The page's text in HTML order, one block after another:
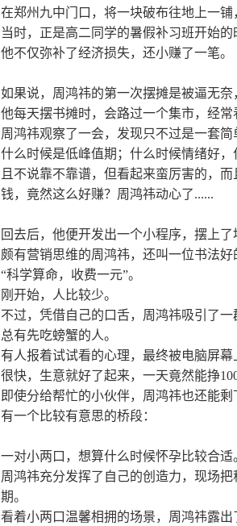
在郑州九中门口，将一块破布往地上一铺
当时，正是高二同学的暑假补习班开始
他不仅弥补了经济损失，还小赚了一笔。
如果说，周鸿祎的第一次摆摊是被逼无
他每天摆书摊时，会路过一个集市，经常
周鸿祎观察了一会，发现只不过是一套
什么时候是低峰值期；什么时候情绪好，
且不说靠不靠谱，但看起来蛮厉害的，
钱，竟然这么好赚？周鸿祎动心了......
回去后，他便开发出一个小程序，摆上了
颇有营销思维的周鸿祎，还叫一位书法好
“科学算命，收费一元”。
刚开始，人比较少。
不过，凭借自己的口舌，周鸿祎吸引了一
总有先吃螃蟹的人。
有人报着试试看的心理，最终被电脑屏
很快，生意就好了起来，一天竟然能挣100
即使分给帮忙的小伙伴，周鸿祎也还能剩
有一个比较有意思的桥段：
一对小两口，想算什么时候怀孕比较合适
周鸿祎充分发挥了自己的创造力，现场
期。
看着小两口温馨相拥的场景，周鸿祎露出